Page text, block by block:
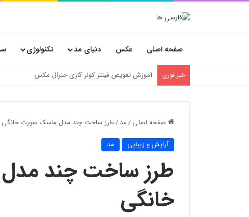
صفحه اصلی عکس دنیای مد تکنولوژی
خبر فوری خسارت‌های پنهان فروشگاه‌ها؛ چرا انتخاب کارتن پستی
صفحه اصلی/ مد/طرز ساخت چند مدل ماسک صورت خانگی
آرایش و زیبایی مد
طرز ساخت چند
خانگی